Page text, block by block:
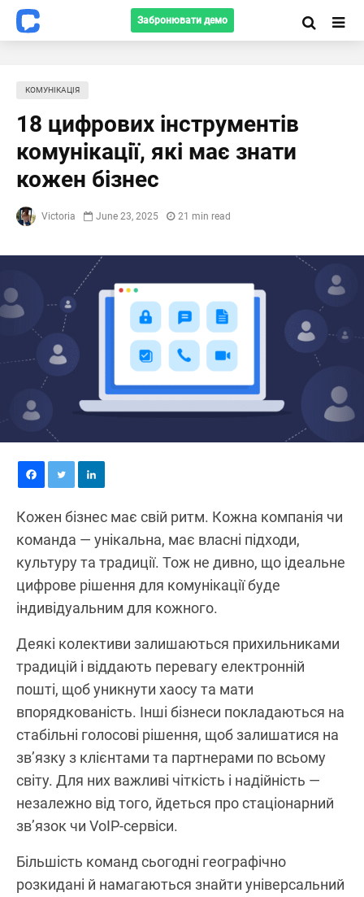
Забронювати демо
КОМУНІКАЦІЯ
18 цифрових інструментів
комунікації, які має знати
кожен бізнес
Victoria June 23, 2025 21 min read
Кожен бізнес має свій ритм. Кожна компанія чи
команда — унікальна, має власні підходи,
культуру та традиції. Тож не дивно, що ідеальне
цифрове рішення для комунікації буде
індивідуальним для кожного.
Деякі колективи залишаються прихильниками
традицій і віддають перевагу електронній
пошті, щоб уникнути хаосу та мати
впорядкованість. Інші бізнеси покладаються на
стабільні голосові рішення, щоб залишатися на
зв’язку з клієнтами та партнерами по всьому
світу. Для них важливі чіткість і надійність —
незалежно від того, йдеться про стаціонарний
зв’язок чи VoIP-сервіси.
Більшість команд сьогодні географічно
розкидані й намагаються знайти універсальний